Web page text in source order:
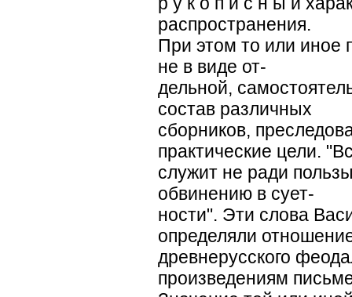
распространения.
При этом то или иное
не в виде от-
дельной,
состав различных
сборников,
практические цели.
служит не ради
обвинению в сует-
ности". Эти слова
определяли
древнерусского
произведениям